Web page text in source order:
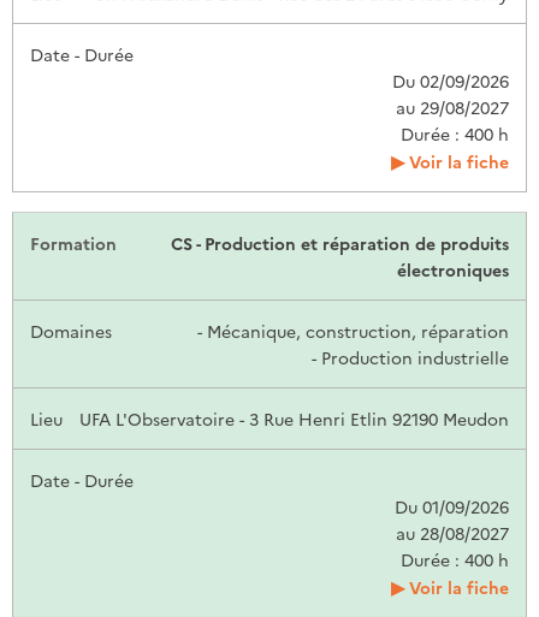
Du 02/09/2026
au 29/08/2027
Durée : 400 h
Voir la fiche
CS - Production et réparation de produits
électroniques
- Mécanique, construction, réparation
- Production industrielle
UFA L'Observatoire - 3 Rue Henri Etlin 92190 Meudon
Du 01/09/2026
au 28/08/2027
Durée : 400 h
Voir la fiche